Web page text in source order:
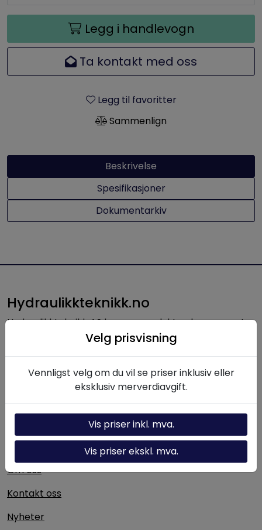
Legg i handlevogn
Ta kontakt med oss
Legg til favoritter
Sammenlign
Beskrivelse
Spesifikasjoner
Dokumentarkiv
Hydraulikkteknikk.no
Hydraulikkteknikk AS leverer produkter, komponenter
og løsninger innen hydraulikk til norsk industri. Med
hydrauliske systemer.
Nyttige linker
Hydraulikk-kalkulator
Om oss
Kontakt oss
Nyheter
Velg prisvisning
Vennligst velg om du vil se priser inklusiv eller
eksklusiv merverdiavgift.
Vis priser inkl. mva.
Vis priser ekskl. mva.